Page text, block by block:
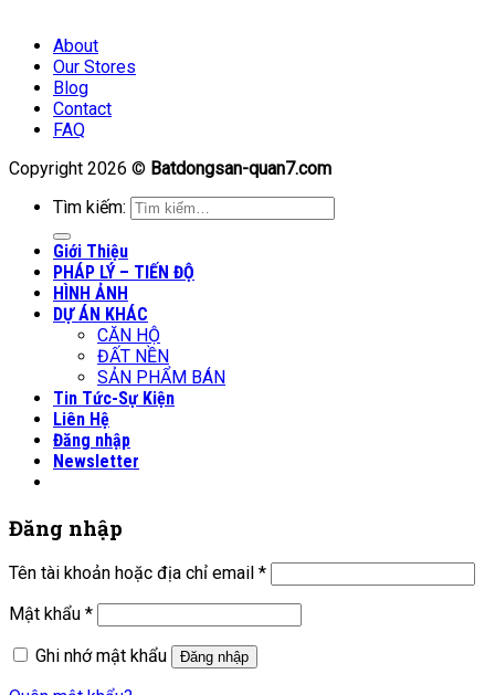
About
Our Stores
Blog
Contact
FAQ
Copyright 2026 © Batdongsan-quan7.com
Tìm kiếm:
Giới Thiệu
PHÁP LÝ – TIẾN ĐỘ
HÌNH ẢNH
DỰ ÁN KHÁC
CĂN HỘ
ĐẤT NỀN
SẢN PHẨM BÁN
Tin Tức-Sự Kiện
Liên Hệ
Đăng nhập
Newsletter
Đăng nhập
Tên tài khoản hoặc địa chỉ email *
Mật khẩu *
Ghi nhớ mật khẩu
Đăng nhập